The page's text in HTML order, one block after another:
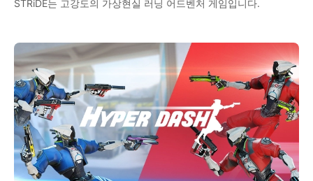
STRiDE는 고강도의 가상현실 러닝 어드벤처 게임입니다.